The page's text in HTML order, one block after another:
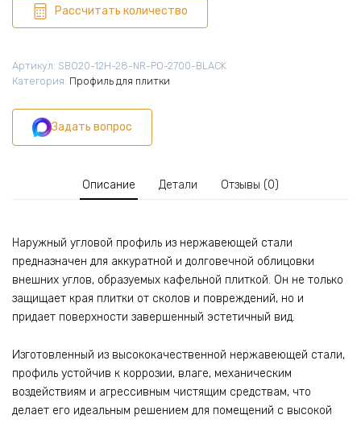
нержавеющая
сталь,
12
мм,
см,
Чёрный
матовый,
Рассчитать количество
Артикул: SBO20-12H-28-NR-PO-2700-BLACK
Категория: Профиль для плитки
Задать вопрос
Описание Детали Отзывы (0)
Наружный угловой профиль из нержавеющей стали
предназначен для аккуратной и долговечной облицовки
внешних углов, образуемых кафельной плиткой. Он не только
защищает края плитки от сколов и повреждений, но и
придает поверхности завершенный эстетичный вид.
Изготовленный из высококачественной нержавеющей стали,
профиль устойчив к коррозии, влаге, механическим
воздействиям и агрессивным чистящим средствам, что
делает его идеальным решением для помещений с высокой